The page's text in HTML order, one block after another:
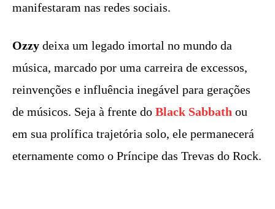
manifestaram nas redes sociais.
Ozzy deixa um legado imortal no mundo da
música, marcado por uma carreira de excessos,
reinvenções e influência inegável para gerações
de músicos. Seja à frente do Black Sabbath ou
em sua prolífica trajetória solo, ele permanecerá
eternamente como o Príncipe das Trevas do Rock.